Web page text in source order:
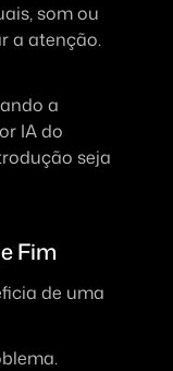
som ou
a atenção.
a
IA do
seja
Fim
de uma